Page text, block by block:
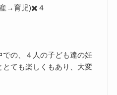
→育児)✖️４
の、４人の子ども達の妊
ても楽しくもあり、大変